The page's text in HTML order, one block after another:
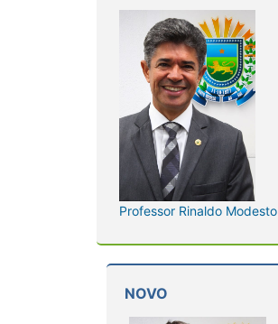
Professor Rinaldo Modesto
NOVO